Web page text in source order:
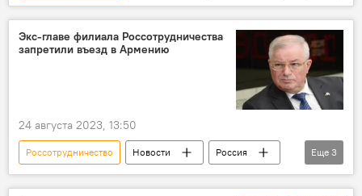
Армения
Ереван
Персона нон грата
Экс-главе филиала Россотрудничества
запретили въезд в Армению
24 августа 2023, 13:50
Россотрудничество Новости
Россия
Армения
Ереван
Еще 3